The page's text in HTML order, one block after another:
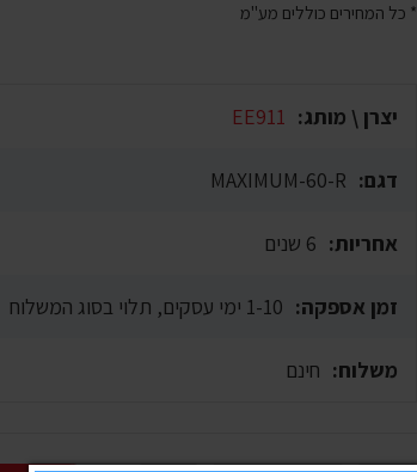
* כל המחירים כוללים מע"מ
יצרן \ מותג: EE911
דגם: MAXIMUM-60-R
אחריות: 6 שנים
זמן אספקה: 1-10 ימי עסקים, תלוי בסוג המשלוח
משלוח: חינם